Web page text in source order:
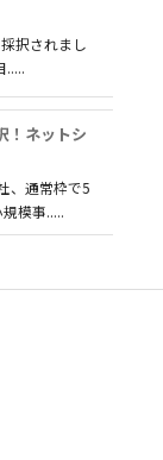
択されまし
.....
ネットシ
、通常枠で5
模事.....